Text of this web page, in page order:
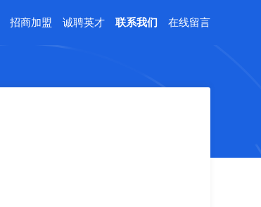
招商加盟 诚聘英才 联系我们 在线留言